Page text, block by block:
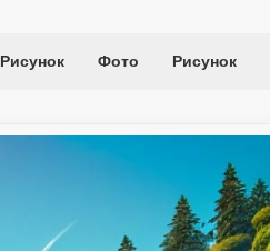
Рисунок Фото Рисунок